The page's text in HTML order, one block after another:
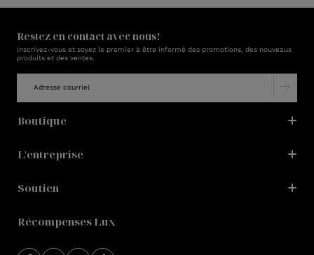
Restez en contact avec nous!
Inscrivez-vous et soyez le premier à être informé des promotions, des nouveaux
produits et des ventes.
Boutique
L'entreprise
Soutien
Récompenses Lux